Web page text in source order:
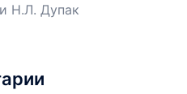
Н.Л. Дупак